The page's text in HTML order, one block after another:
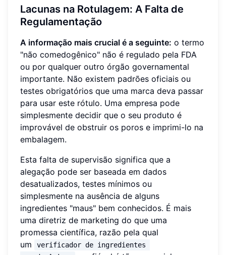
Lacunas na Rotulagem: A Falta de
Regulamentação
A informação mais crucial é a seguinte: o termo
"não comedogênico" não é regulado pela FDA
ou por qualquer outro órgão governamental
importante. Não existem padrões oficiais ou
testes obrigatórios que uma marca deva passar
para usar este rótulo. Uma empresa pode
simplesmente decidir que o seu produto é
improvável de obstruir os poros e imprimi-lo na
embalagem.
Esta falta de supervisão significa que a
alegação pode ser baseada em dados
desatualizados, testes mínimos ou
simplesmente na ausência de alguns
ingredientes "maus" bem conhecidos. É mais
uma diretriz de marketing do que uma
promessa científica, razão pela qual
um
verificador de ingredientes